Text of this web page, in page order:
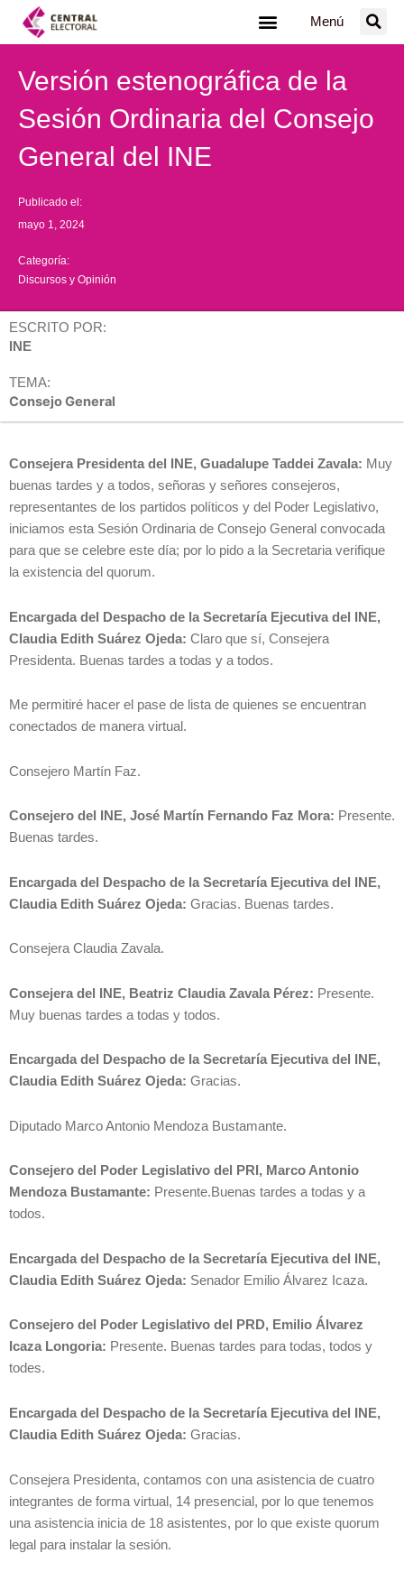
Menú
Versión estenográfica de la
Sesión Ordinaria del Consejo
General del INE
Publicado el:
mayo 1, 2024
Categoría:
Discursos y Opinión
ESCRITO POR:
INE
TEMA:
Consejo General
Consejera Presidenta del INE, Guadalupe Taddei Zavala: Muy
buenas tardes y a todos, señoras y señores consejeros,
representantes de los partidos políticos y del Poder Legislativo,
iniciamos esta Sesión Ordinaria de Consejo General convocada
para que se celebre este día; por lo pido a la Secretaria verifique
la existencia del quorum.
Encargada del Despacho de la Secretaría Ejecutiva del INE,
Claudia Edith Suárez Ojeda: Claro que sí, Consejera
Presidenta. Buenas tardes a todas y a todos.
Me permitiré hacer el pase de lista de quienes se encuentran
conectados de manera virtual.
Consejero Martín Faz.
Consejero del INE, José Martín Fernando Faz Mora: Presente.
Buenas tardes.
Encargada del Despacho de la Secretaría Ejecutiva del INE,
Claudia Edith Suárez Ojeda: Gracias. Buenas tardes.
Consejera Claudia Zavala.
Consejera del INE, Beatriz Claudia Zavala Pérez: Presente.
Muy buenas tardes a todas y todos.
Encargada del Despacho de la Secretaría Ejecutiva del INE,
Claudia Edith Suárez Ojeda: Gracias.
Diputado Marco Antonio Mendoza Bustamante.
Consejero del Poder Legislativo del PRI, Marco Antonio
Mendoza Bustamante: Presente.Buenas tardes a todas y a
todos.
Encargada del Despacho de la Secretaría Ejecutiva del INE,
Claudia Edith Suárez Ojeda: Senador Emilio Álvarez Icaza.
Consejero del Poder Legislativo del PRD, Emilio Álvarez
Icaza Longoria: Presente. Buenas tardes para todas, todos y
todes.
Encargada del Despacho de la Secretaría Ejecutiva del INE,
Claudia Edith Suárez Ojeda: Gracias.
Consejera Presidenta, contamos con una asistencia de cuatro
integrantes de forma virtual, 14 presencial, por lo que tenemos
una asistencia inicia de 18 asistentes, por lo que existe quorum
legal para instalar la sesión.